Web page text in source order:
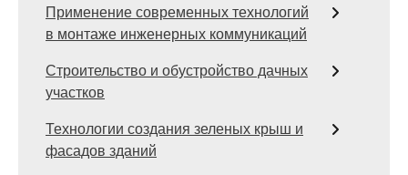
Применение современных технологий
в монтаже инженерных коммуникаций
Строительство и обустройство дачных
участков
Технологии создания зеленых крыш и
фасадов зданий